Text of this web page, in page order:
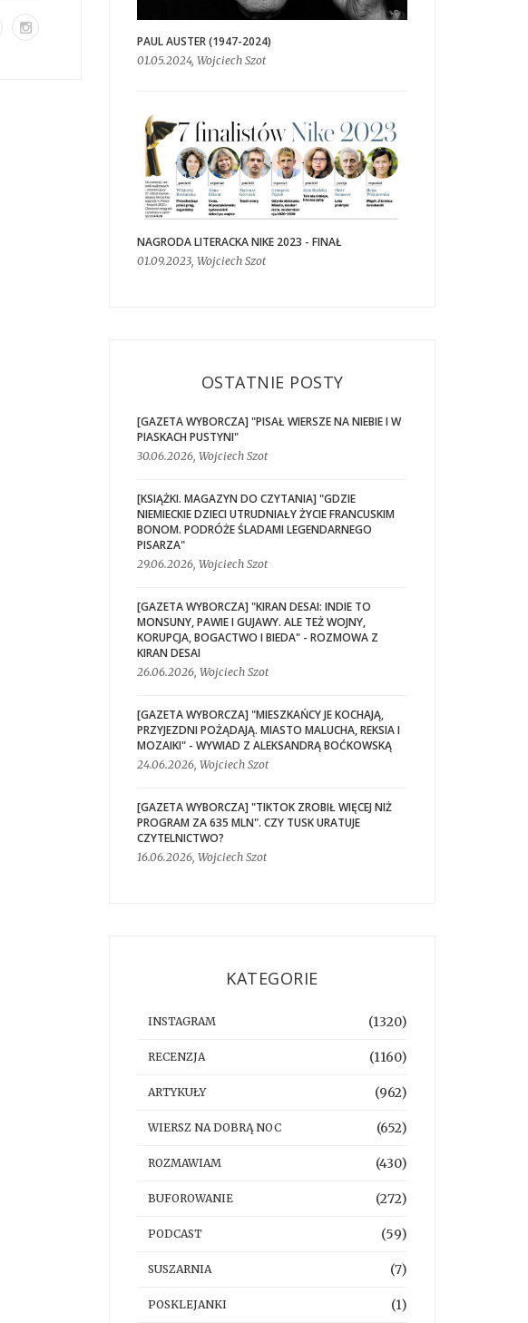
PAUL AUSTER (1947-2024)
01.05.2024, Wojciech Szot
NAGRODA LITERACKA NIKE 2023 - FINAŁ
01.09.2023, Wojciech Szot
OSTATNIE POSTY
[GAZETA WYBORCZA] "PISAŁ WIERSZE NA NIEBIE I W
PIASKACH PUSTYNI"
30.06.2026, Wojciech Szot
[KSIĄŻKI. MAGAZYN DO CZYTANIA] "GDZIE
NIEMIECKIE DZIECI UTRUDNIAŁY ŻYCIE FRANCUSKIM
BONOM. PODRÓŻE ŚLADAMI LEGENDARNEGO
PISARZA"
29.06.2026, Wojciech Szot
[GAZETA WYBORCZA] "KIRAN DESAI: INDIE TO
MONSUNY, PAWIE I GUJAWY. ALE TEŻ WOJNY,
KORUPCJA, BOGACTWO I BIEDA" - ROZMOWA Z
KIRAN DESAI
26.06.2026, Wojciech Szot
[GAZETA WYBORCZA] "MIESZKAŃCY JE KOCHAJĄ,
PRZYJEZDNI POŻĄDAJĄ. MIASTO MALUCHA, REKSIA I
MOZAIKI" - WYWIAD Z ALEKSANDRĄ BOĆKOWSKĄ
24.06.2026, Wojciech Szot
[GAZETA WYBORCZA] "TIKTOK ZROBIŁ WIĘCEJ NIŻ
PROGRAM ZA 635 MLN". CZY TUSK URATUJE
CZYTELNICTWO?
16.06.2026, Wojciech Szot
KATEGORIE
INSTAGRAM (1320)
RECENZJA (1160)
ARTYKUŁY (962)
WIERSZ NA DOBRĄ NOC (652)
ROZMAWIAM (430)
BUFOROWANIE (272)
PODCAST (59)
SUSZARNIA (7)
POSKLEJANKI (1)